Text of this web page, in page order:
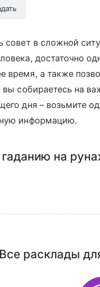
совет в сложной
достаточно
время, а также
собираетесь на
дня – возьмите
информацию.
на
Все расклады